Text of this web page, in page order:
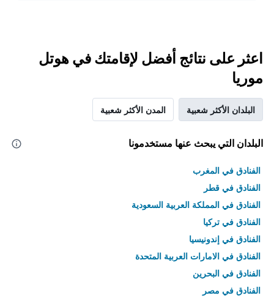
اعثر على نتائج أفضل لإقامتك في هوتل
موريا
البلدان الأكثر شعبية المدن الأكثر شعبية
البلدان التي يبحث عنها مستخدمونا
الفنادق في المغرب
الفنادق في قطر
الفنادق في المملكة العربية السعودية
الفنادق في تركيا
الفنادق في إندونيسيا
الفنادق في الامارات العربية المتحدة
الفنادق في البحرين
الفنادق في مصر